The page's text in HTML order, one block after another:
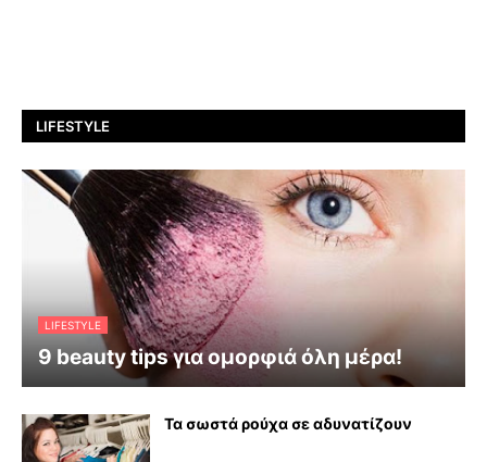
LIFESTYLE
LIFESTYLE
9 beauty tips για ομορφιά όλη μέρα!
Τα σωστά ρούχα σε αδυνατίζουν